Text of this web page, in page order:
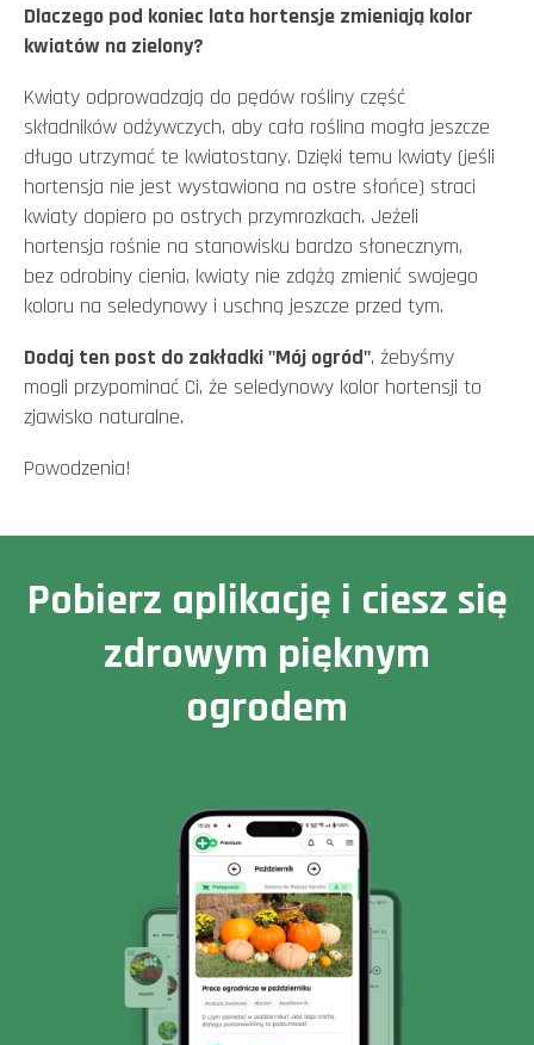
Dlaczego pod koniec lata hortensje zmieniają kolor
kwiatów na zielony?
Kwiaty odprowadzają do pędów rośliny część
składników odżywczych, aby cała roślina mogła jeszcze
długo utrzymać te kwiatostany. Dzięki temu kwiaty (jeśli
hortensja nie jest wystawiona na ostre słońce) straci
kwiaty dopiero po ostrych przymrozkach. Jeżeli
hortensja rośnie na stanowisku bardzo słonecznym,
bez odrobiny cienia, kwiaty nie zdążą zmienić swojego
koloru na seledynowy i uschną jeszcze przed tym.
Dodaj ten post do zakładki "Mój ogród", żebyśmy
mogli przypominać Ci, że seledynowy kolor hortensji to
zjawisko naturalne.
Powodzenia!
Pobierz aplikację i ciesz się
zdrowym pięknym
ogrodem